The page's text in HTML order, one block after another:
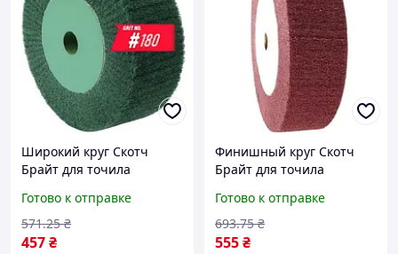
Широкий круг Скотч
Брайт для точила
P180 00000054498, 32 мм,
для точильного станка
Готово к отправке
457₴
571.25 ₴
Финишный круг Скотч
Брайт для точила
P400 00000054499, 32 мм,
шлифовальные круги
Готово к отправке
555₴
693.75 ₴